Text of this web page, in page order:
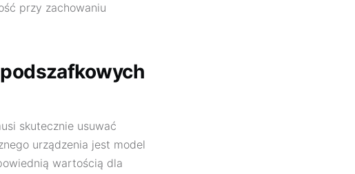
przy zachowaniu
skutecznie usuwać
urządzenia jest model
wartością dla